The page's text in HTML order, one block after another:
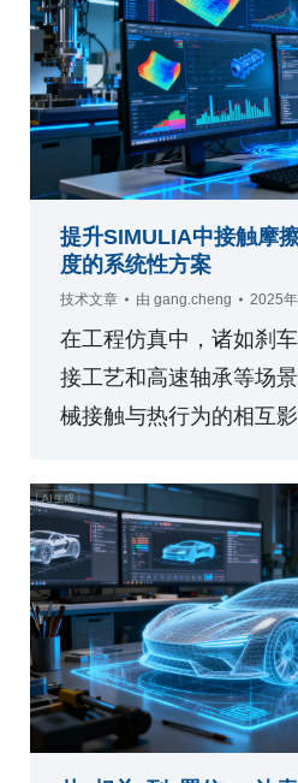
提升SIMULIA中接触摩
度的系统性方案
技术文章 由 gang.cheng 2025
在工程仿真中，诸如刹
接工艺和高速轴承等场
械接触与热行为的相互